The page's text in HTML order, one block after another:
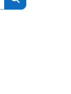
Wyszukaj